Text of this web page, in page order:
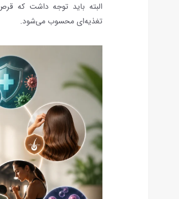
البته باید توجه داشت که
تغذیه‌ای محسوب می‌شود.